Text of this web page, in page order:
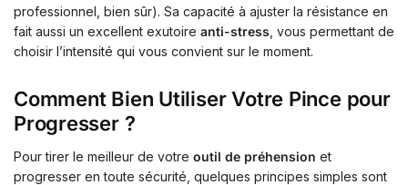
professionnel, bien sûr). Sa capacité à ajuster la résistance en
fait aussi un excellent exutoire anti-stress , vous permettant de
choisir l’intensité qui vous convient sur le moment.
Comment Bien Utiliser Votre Pince pour
Progresser ?
Pour tirer le meilleur de votre outil de préhension et
progresser en toute sécurité, quelques principes simples sont